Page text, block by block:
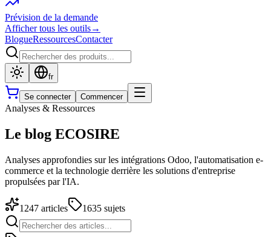
Prévision de la demande
Afficher tous les outils→
BlogueRessourcesContacter
fr
Se connecter Commencer
Analyses & Ressources
Le blog ECOSIRE
Analyses approfondies sur les intégrations Odoo, l'automatisation e-
commerce et la technologie derrière les solutions d'entreprise
propulsées par l'IA.
1247 articles 1635 sujets